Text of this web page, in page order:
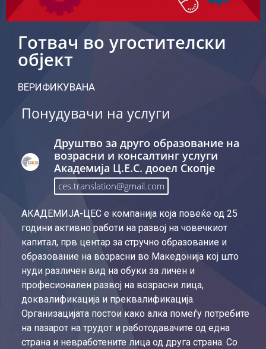
Готвач во угостителски
објект
ВЕРИФИКУВАНА
Понудувачи на услуги
Друштво за друго образование на
возрасни и консалтинг услуги
Академија Ц.Е.С. дооел Скопје
ces.translation@gmail.com
АКАДЕМИЈА-ЦЕС е компанија која повеќе од 25
години активно работи на развој на човечкиот
капитал, прв центар за стручно образование и
образование на возрасни во Македонија кој што
нуди различен вид на обуки за личен и
професионален развој на возрасни лица,
доквалификација и преквалификација.
Организацијата постои како алка помеѓу потребите
на пазарот на трудот и работодавачите од една
страна и невработените лица од друга страна. Со